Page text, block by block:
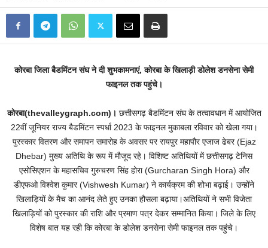
कोरबा जिला बैडमिंटन संघ ने दी शुभकामनाएं, कोरबा के खिलाड़ी डोलेश डनसेना सेमी
फाइनल तक पहुंचे।
कोरबा(thevalleygraph.com)। छत्तीसगढ़ बैडमिंटन संघ के तत्वावधान में आयोजित
22वीं जूनियर राज्य बैडमिंटन स्पर्धा 2023 के फाइनल मुकाबला रविवार को खेला गया।
पुरस्कार वितरण और समापन समारोह के अवसर पर रायपुर महापौर एजाज ढेबर (Ejaz
Dhebar) मुख्य अतिथि के रूप में मौजूद रहे। विशिष्ट अतिथियों में छत्तीसगढ़ टेनिस
एसोसिएशन के महासचिव गुरुचरण सिंह होरा (Gurcharan Singh Hora) और
डीएफओ विश्वेश कुमार (Vishwesh Kumar) ने कार्यक्रम की शोभा बढ़ाई। उन्होंने
खिलाड़ियों के मैच का आनंद लेते हुए उनका हौसला बढ़ाया।अतिथियों ने सभी विजेता
खिलाड़ियों को पुरस्कार की राशि और प्रमाण पत्र देकर सम्मानित किया। जिले के लिए
विशेष बात यह रही कि कोरबा के डोलेश डनसेना सेमी फाइनल तक पहुंचे।